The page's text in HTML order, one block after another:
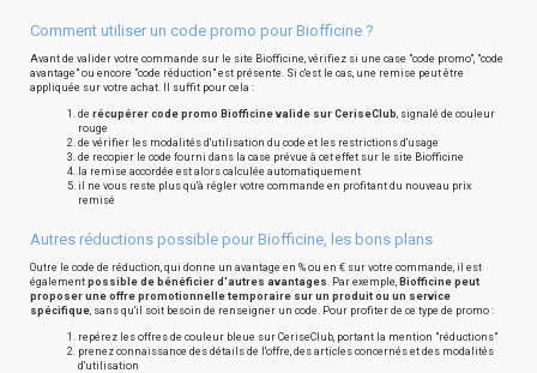
Comment utiliser un code promo pour Biofficine ?
Avant de valider votre commande sur le site Biofficine, vérifiez si une case "code promo", "code
avantage" ou encore "code réduction" est présente. Si c'est le cas, une remise peut être
appliquée sur votre achat. Il suffit pour cela :
de récupérer code promo Biofficine valide sur CeriseClub, signalé de couleur
rouge
de vérifier les modalités d'utilisation du code et les restrictions d'usage
de recopier le code fourni dans la case prévue à cet effet sur le site Biofficine
la remise accordée est alors calculée automatiquement
il ne vous reste plus qu'à régler votre commande en profitant du nouveau prix
remisé
Autres réductions possible pour Biofficine, les bons plans
Outre le code de réduction, qui donne un avantage en % ou en € sur votre commande, il est
également possible de bénéficier d'autres avantages. Par exemple, Biofficine peut
proposer une offre promotionnelle temporaire sur un produit ou un service
spécifique, sans qu'il soit besoin de renseigner un code. Pour profiter de ce type de promo :
repérez les offres de couleur bleue sur CeriseClub, portant la mention "réductions"
prenez connaissance des détails de l'offre, des articles concernés et des modalités
d'utilisation